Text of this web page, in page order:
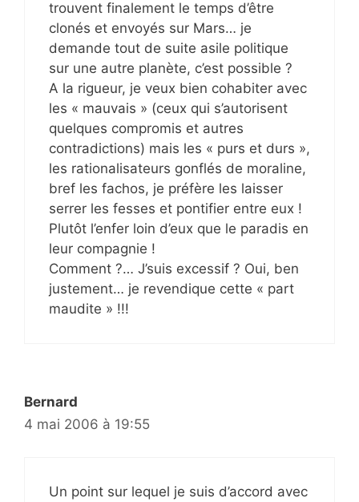
trouvent finalement le temps d’être
clonés et envoyés sur Mars… je
demande tout de suite asile politique
sur une autre planète, c’est possible ?
A la rigueur, je veux bien cohabiter avec
les « mauvais » (ceux qui s’autorisent
quelques compromis et autres
contradictions) mais les « purs et durs »,
les rationalisateurs gonflés de moraline,
bref les fachos, je préfère les laisser
serrer les fesses et pontifier entre eux !
Plutôt l’enfer loin d’eux que le paradis en
leur compagnie !
Comment ?… J’suis excessif ? Oui, ben
justement… je revendique cette « part
maudite » !!!
Bernard
4 mai 2006 à 19:55
Un point sur lequel je suis d’accord avec